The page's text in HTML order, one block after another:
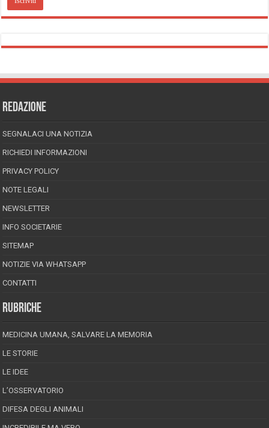
REDAZIONE
SEGNALACI UNA NOTIZIA
RICHIEDI INFORMAZIONI
PRIVACY POLICY
NOTE LEGALI
NEWSLETTER
INFO SOCIETARIE
SITEMAP
NOTIZIE VIA WHATSAPP
CONTATTI
RUBRICHE
MEDICINA UMANA, SALVARE LA MEMORIA
LE STORIE
LE IDEE
L’OSSERVATORIO
DIFESA DEGLI ANIMALI